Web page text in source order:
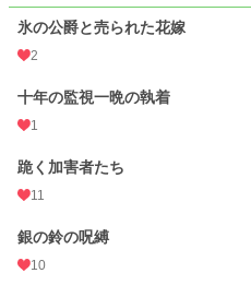
24h.ポイント 14 pt
文字数
更新日時 2026.05.17 18:00
初回公開日時
初回完結日時 2026.05.17 20:14
氷の公爵と売られた花嫁
2
十年の監視一晩の執着
1
跪く加害者たち
11
銀の鈴の呪縛
10